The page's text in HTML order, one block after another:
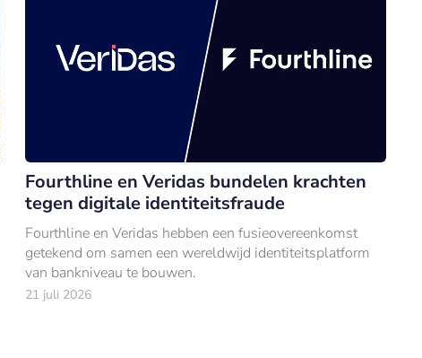
Fourthline en Veridas bundelen krachten
tegen digitale identiteitsfraude
Fourthline en Veridas hebben een fusieovereenkomst
getekend om samen een wereldwijd identiteitsplatform
van bankniveau te bouwen.
21 juli 2026